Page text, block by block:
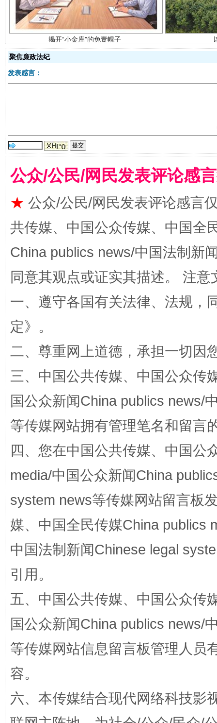
阿坝州三大球赛在茂县开幕 规模
国家大学科技园优化重塑工作
扯下公款旅游的“隐身衣” 如何以
聚焦廉政法纪
发表感言：
公众/公民/网民发表评论感
★ 公众/公民/网民发表评论感言
共传媒、中国公众传媒、中国全
China publics news/中国法制新
同意其观点或证实其描述。 注
一、遵守各国有关法律、法规，
定》。
二、尊重网上道德，承担一切因
三、中国公共传媒、中国公众传
国公众新闻China publics news/
等传媒网站拥有管理笔名和留言
四、您在中国公共传媒、中国公
media/中国公众新闻China
system news等传媒网站留言板
媒、中国全民传媒China publics
中国法制新闻Chinese legal
引用。
五、中国公共传媒、中国公众传
国公众新闻China publics news/
等传媒网站信息留言板管理人员
容。
六、本传媒结合现代网络科技影